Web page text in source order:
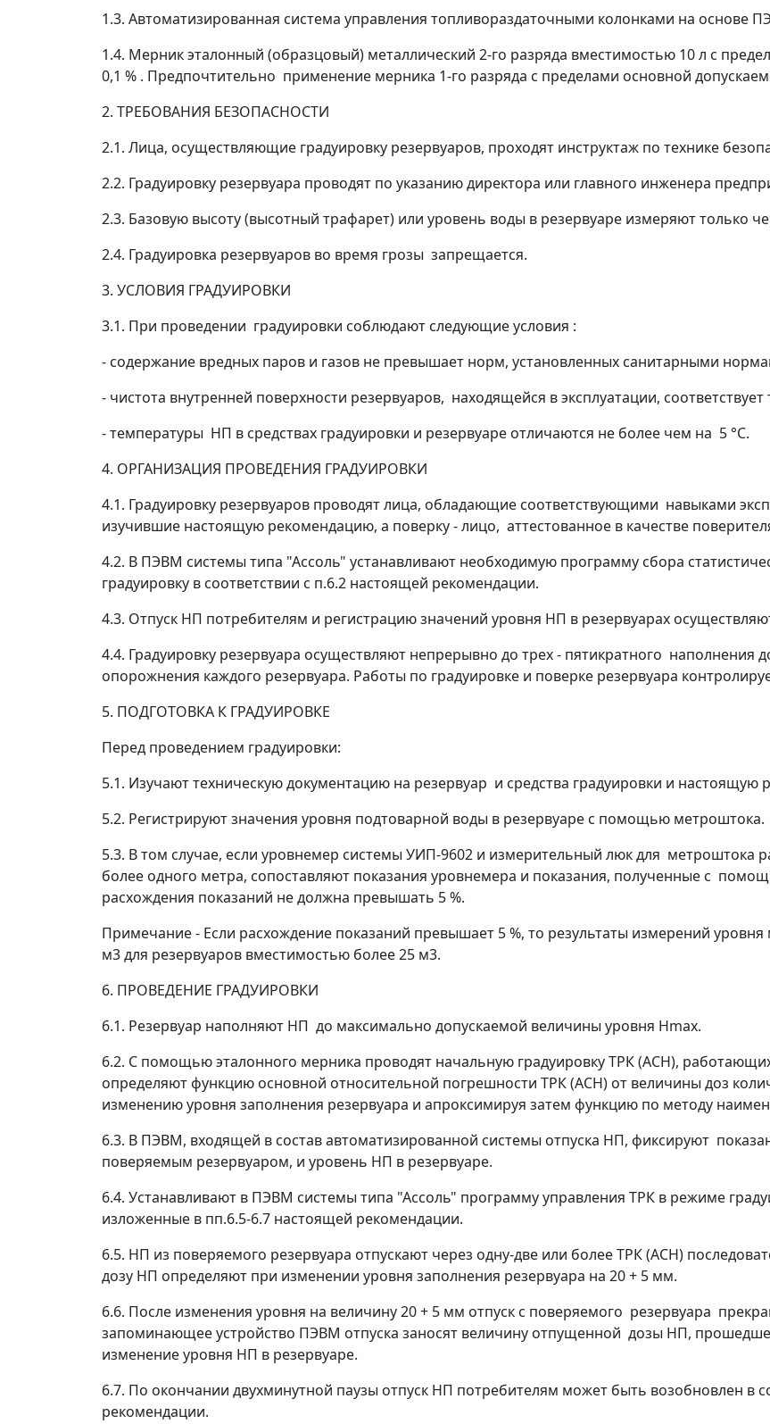
1.3. Автоматизированная система управления топливораздаточными колонками на основе
1.4. Мерник эталонный (образцовый) металлический 2-го разряда вместимостью 10 л с
0,1 % . Предпочтительно применение мерника 1-го разряда с пределами основной
2. ТРЕБОВАНИЯ БЕЗОПАСНОСТИ
2.1. Лица, осуществляющие градуировку резервуаров, проходят инструктаж по технике
2.2. Градуировку резервуара проводят по указанию директора или главного инженера
2.3. Базовую высоту (высотный трафарет) или уровень воды в резервуаре измеряют только
2.4. Градуировка резервуаров во время грозы запрещается.
3. УСЛОВИЯ ГРАДУИРОВКИ
3.1. При проведении градуировки соблюдают следующие условия :
- содержание вредных паров и газов не превышает норм, установленных санитарными
- чистота внутренней поверхности резервуаров, находящейся в эксплуатации,
- температуры НП в средствах градуировки и резервуаре отличаются не более чем на 5 °С.
4. ОРГАНИЗАЦИЯ ПРОВЕДЕНИЯ ГРАДУИРОВКИ
4.1. Градуировку резервуаров проводят лица, обладающие соответствующими навыками
изучившие настоящую рекомендацию, а поверку - лицо, аттестованное в качестве
4.2. В ПЭВМ системы типа "Ассоль" устанавливают необходимую программу сбора
градуировку в соответствии с п.6.2 настоящей рекомендации.
4.3. Отпуск НП потребителям и регистрацию значений уровня НП в резервуарах
4.4. Градуировку резервуара осуществляют непрерывно до трех - пятикратного наполнения
опорожнения каждого резервуара. Работы по градуировке и поверке резервуара
5. ПОДГОТОВКА К ГРАДУИРОВКЕ
Перед проведением градуировки:
5.1. Изучают техническую документацию на резервуар и средства градуировки и настоящую
5.2. Регистрируют значения уровня подтоварной воды в резервуаре с помощью метроштока.
5.3. В том случае, если уровнемер системы УИП-9602 и измерительный люк для метроштока
более одного метра, сопоставляют показания уровнемера и показания, полученные с
расхождения показаний не должна превышать 5 %.
Примечание - Если расхождение показаний превышает 5 %, то результаты измерений
м3для резервуаров вместимостью более 25 м3.
6. ПРОВЕДЕНИЕ ГРАДУИРОВКИ
6.1. Резервуар наполняют НП до максимально допускаемой величины уровня Нmax.
6.2. С помощью эталонного мерника проводят начальную градуировку ТРК (АСН),
определяют функцию основной относительной погрешности ТРК (АСН) от величины доз
изменению уровня заполнения резервуара и апроксимируя затем функцию по методу
6.3. В ПЭВМ, входящей в состав автоматизированной системы отпуска НП, фиксируют
поверяемым резервуаром, и уровень НП в резервуаре.
6.4. Устанавливают в ПЭВМ системы типа "Ассоль" программу управления ТРК в режиме
изложенные в пп.6.5-6.7 настоящей рекомендации.
6.5. НП из поверяемого резервуара отпускают через одну-две или более ТРК (АСН)
дозу НП определяют при изменении уровня заполнения резервуара на 20 + 5 мм.
6.6. После изменения уровня на величину 20 + 5 мм отпуск с поверяемого резервуара
запоминающее устройство ПЭВМ отпуска заносят величину отпущенной дозы НП,
изменение уровня НП в резервуаре.
6.7. По окончании двухминутной паузы отпуск НП потребителям может быть возобновлен в
рекомендации.